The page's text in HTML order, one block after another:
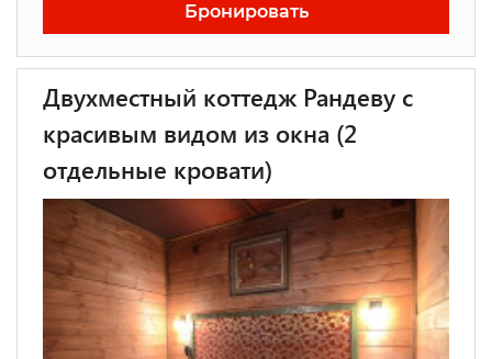
Бронировать
Двухместный коттедж Рандеву с
красивым видом из окна (2
отдельные кровати)